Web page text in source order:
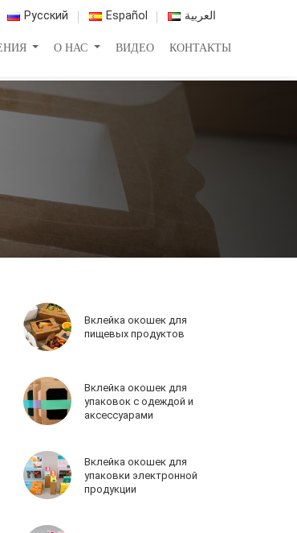
Русский Español العربية
О НАС ВИДЕО КОНТАКТЫ
Вклейка окошек для
пищевых продуктов
Вклейка окошек для
упаковок с одеждой и
аксессуарами
Вклейка окошек для
упаковки электронной
продукции